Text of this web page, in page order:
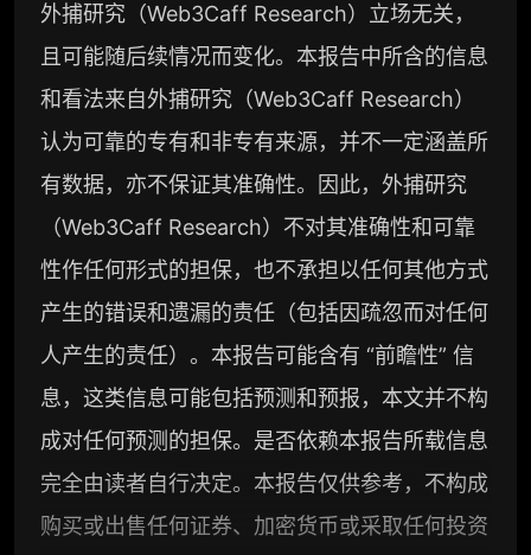
外捕研究（Web3Caff Research）立场无关，
且可能随后续情况而变化。本报告中所含的信息
和看法来自外捕研究（Web3Caff Research）
认为可靠的专有和非专有来源，并不一定涵盖所
有数据，亦不保证其准确性。因此，外捕研究
（Web3Caff Research）不对其准确性和可靠
性作任何形式的担保，也不承担以任何其他方式
产生的错误和遗漏的责任（包括因疏忽而对任何
人产生的责任）。本报告可能含有 “前瞻性” 信
息，这类信息可能包括预测和预报，本文并不构
成对任何预测的担保。是否依赖本报告所载信息
完全由读者自行决定。本报告仅供参考，不构成
购买或出售任何证券、加密货币或采取任何投资